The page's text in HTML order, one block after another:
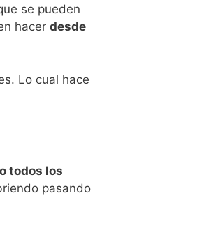
se pueden
hacer desde
Lo cual hace
todos los
pasando